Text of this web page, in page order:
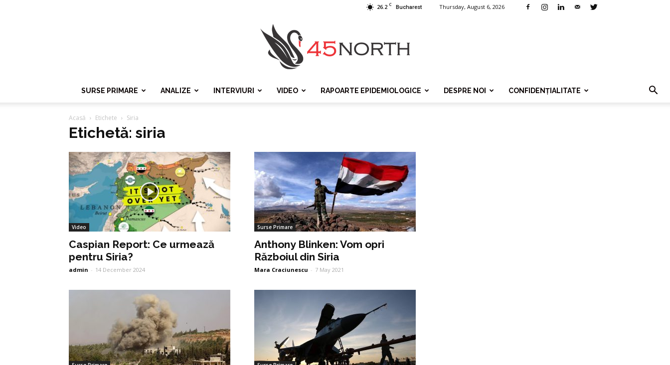
26.2 C Bucharest Thursday, August 6, 2026
SURSE PRIMARE ANALIZE INTERVIURI VIDEO RAPOARTE EPIDEMIOLOGICE DESPRE NOI CONFIDENȚIALITATE
Acasă Etichete Siria
Etichetă: siria
Video
Caspian Report: Ce urmează
pentru Siria?
admin - 14 December 2024
Surse Primare
Anthony Blinken: Vom opri
Războiul din Siria
Mara Craciunescu - 7 May 2021